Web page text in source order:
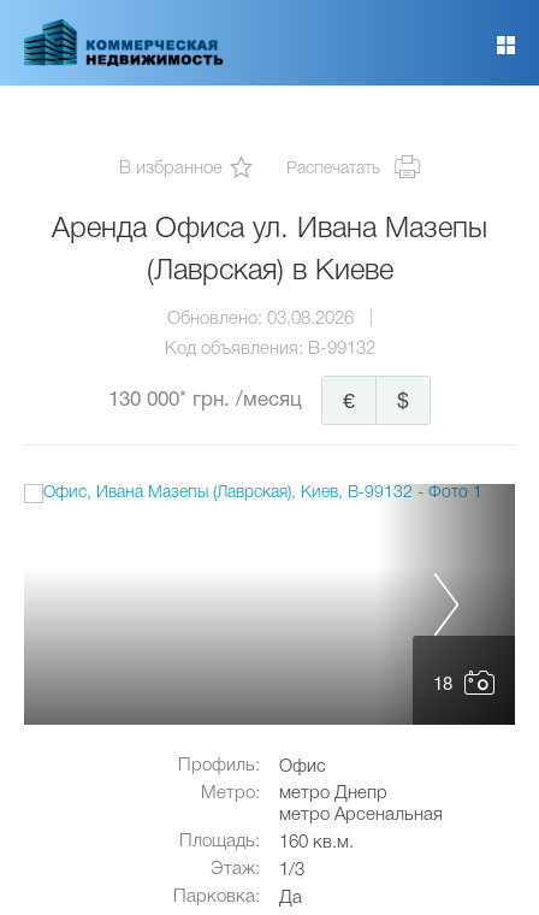
основному
В избранное Распечатать
Аренда Офиса ул. Ивана Мазепы
(Лаврская) в Киеве
Обновлено: 03.08.2026
Код объявления: B-99132
130 000* грн. /месяц $
€
18
Профиль:
Офис
Метро:
метро Днепр
метро Арсенальная
Площадь:
160 кв.м.
Этаж:
1/3
Парковка:
Да